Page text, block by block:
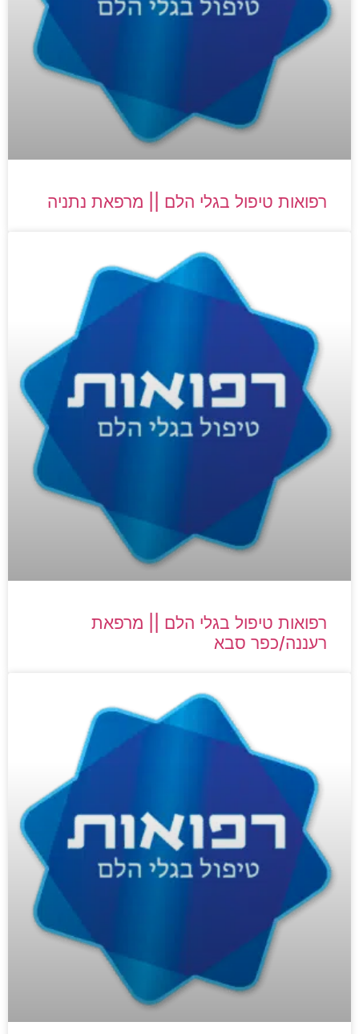
רפואות טיפול בגלי הלם || מרפאת נתניה​
רפואות טיפול בגלי הלם || מרפאת
רעננה/כפר סבא​